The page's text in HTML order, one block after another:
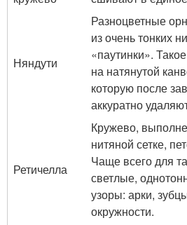
Няндути
Разноцветные
из очень тонких
«паутинки».
на натянутой
которую после
аккуратно
Ретичелла
Кружево,
нитяной сетке,
Чаще всего для
светлые,
узоры: арки,
окружности.